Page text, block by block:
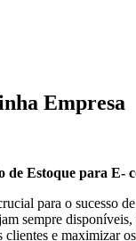
Empresa
de Estoque para E-
para o sucesso
sempre disponíveis,
clientes e maximizar